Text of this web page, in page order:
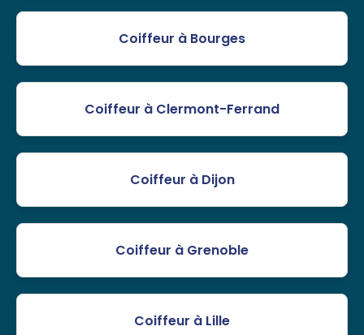
Coiffeur à Bourges
Coiffeur à Clermont-Ferrand
Coiffeur à Dijon
Coiffeur à Grenoble
Coiffeur à Lille